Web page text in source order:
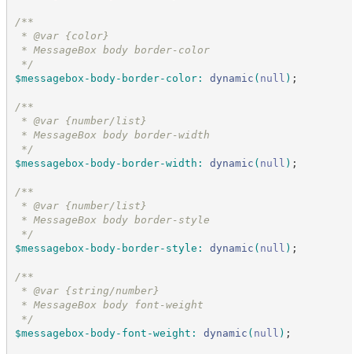
/**
* @var {color}
* MessageBox body border-color
*/
$messagebox-body-border-color: dynamic ( null ) ;
/**
* @var {number/list}
* MessageBox body border-width
*/
$messagebox-body-border-width : dynamic ( null ) ;
/**
* @var {number/list}
* MessageBox body border-style
*/
$messagebox-body-border-style : dynamic ( null ) ;
/**
* @var {string/number}
* MessageBox body font-weight
*/
$messagebox-body-font-weight : dynamic ( null ) ;